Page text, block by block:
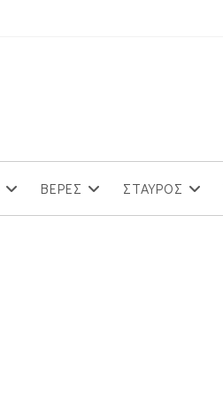
ΒΕΡΕΣ ΣΤΑΥΡΟΣ